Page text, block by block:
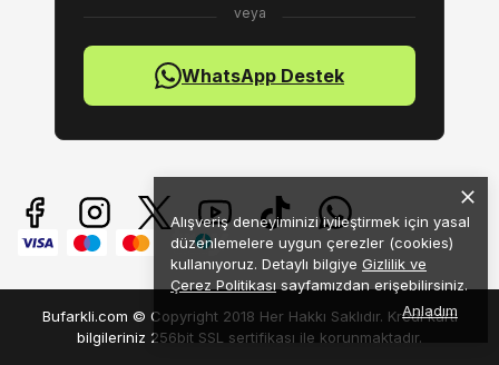
Alışveriş deneyiminizi iyileştirmek için yasal
düzenlemelere uygun çerezler (cookies)
kullanıyoruz. Detaylı bilgiye Gizlilik ve
Çerez Politikası sayfamızdan erişebilirsiniz.
Anladım
WhatsApp Destek
Bufarkli.com © Copyright 2018 Her Hakkı Saklıdır. Kredi kartı
bilgileriniz 256bit SSL sertifikası ile korunmaktadır.